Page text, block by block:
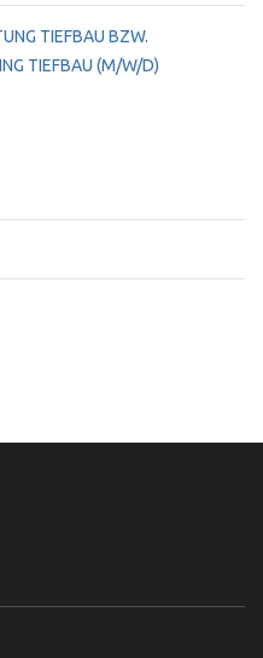
TIEFBAU BZW.
TIEFBAU (M/W/D)